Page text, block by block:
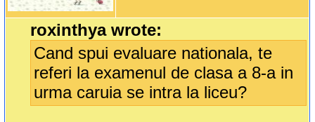
roxinthya wrote:
Cand spui evaluare nationala, te
referi la examenul de clasa a 8-a in
urma caruia se intra la liceu?